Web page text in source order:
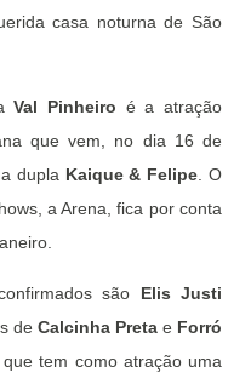
casa noturna de São
Val Pinheiro é a atração
que vem, no dia 16 de
dupla Kaique & Felipe . O
a Arena, fica por conta
são Elis Justi
de Calcinha Preta e Forró
tem como atração uma